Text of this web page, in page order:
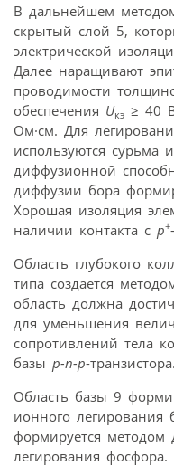
В дальнейшем
скрытый слой 5,
электрической
Далее наращивают
проводимости
обеспечения Uкэ ≥ 40
Ом·см. Для
используются
диффузионной
диффузии бора
Хорошая изоляция
наличии контакта с p+
Область глубокого
типа создается
область должна
для уменьшения
сопротивлений тела
базы p-n-p-транзистора.
Область базы 9
ионного легирования
формируется
легирования фосфора.